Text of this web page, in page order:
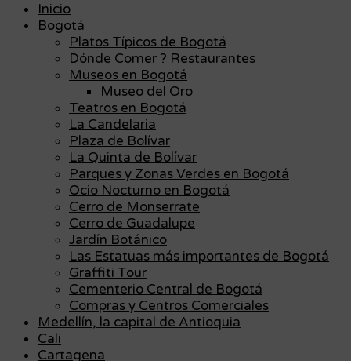
Inicio
Bogotá
Platos Típicos de Bogotá
Dónde Comer ? Restaurantes
Museos en Bogotá
Museo del Oro
Teatros en Bogotá
La Candelaria
Plaza de Bolívar
La Quinta de Bolívar
Parques y Zonas Verdes en Bogotá
Ocio Nocturno en Bogotá
Cerro de Monserrate
Cerro de Guadalupe
Jardín Botánico
Las Estatuas más importantes de Bogotá
Graffiti Tour
Cementerio Central de Bogotá
Compras y Centros Comerciales
Medellín, la capital de Antioquia
Cali
Cartagena